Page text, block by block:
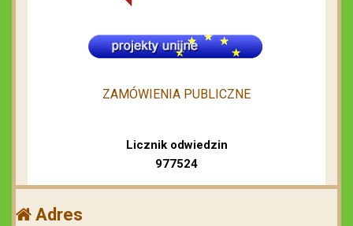
ZAMÓWIENIA PUBLICZNE
Licznik odwiedzin
977524
Adres